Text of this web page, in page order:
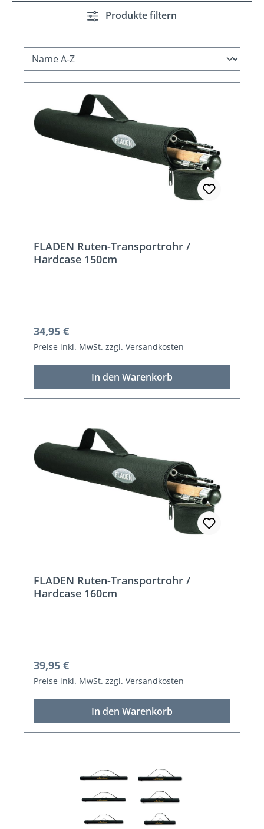
Produkte filtern
FLADEN Ruten-Transportrohr /
Hardcase 150cm
Regulärer Preis:
34,95 €
Preise inkl. MwSt. zzgl. Versandkosten
In den Warenkorb
FLADEN Ruten-Transportrohr /
Hardcase 160cm
Regulärer Preis:
39,95 €
Preise inkl. MwSt. zzgl. Versandkosten
In den Warenkorb